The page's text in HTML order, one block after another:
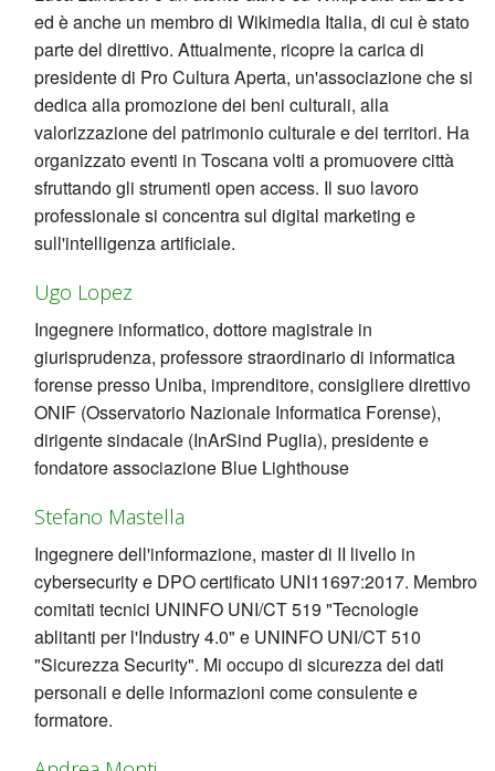
ed è anche un membro di Wikimedia Italia, di cui è stato
parte del direttivo. Attualmente, ricopre la carica di
presidente di Pro Cultura Aperta, un'associazione che si
dedica alla promozione dei beni culturali, alla
valorizzazione del patrimonio culturale e dei territori. Ha
organizzato eventi in Toscana volti a promuovere città
sfruttando gli strumenti open access. Il suo lavoro
professionale si concentra sul digital marketing e
sull'intelligenza artificiale.
Ugo Lopez
Ingegnere informatico, dottore magistrale in
giurisprudenza, professore straordinario di informatica
forense presso Uniba, imprenditore, consigliere direttivo
ONIF (Osservatorio Nazionale Informatica Forense),
dirigente sindacale (InArSind Puglia), presidente e
fondatore associazione Blue Lighthouse
Stefano Mastella
Ingegnere dell'informazione, master di II livello in
cybersecurity e DPO certificato UNI11697:2017. Membro
comitati tecnici UNINFO UNI/CT 519 "Tecnologie
ablitanti per l'Industry 4.0" e UNINFO UNI/CT 510
"Sicurezza Security". Mi occupo di sicurezza dei dati
personali e delle informazioni come consulente e
formatore.